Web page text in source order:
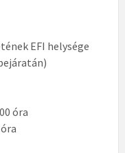
EFI helysége
óra